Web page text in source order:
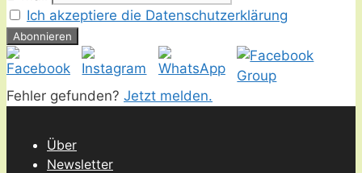
Ich akzeptiere die Datenschutzerklärung
Fehler gefunden? Jetzt melden.
Über
Newsletter